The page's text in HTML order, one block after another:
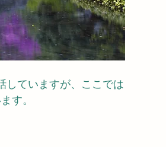
していますが、ここでは
す。